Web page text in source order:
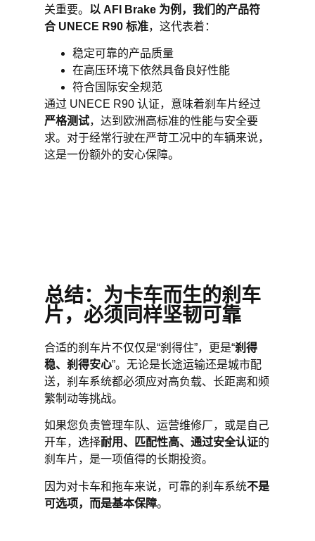
关重要。 以 AFI Brake 为例，我们的产品符
合 UNECE R90 标准，这代表着：
稳定可靠的产品质量
在高压环境下依然具备良好性能
符合国际安全规范
通过 UNECE R90 认证，意味着刹车片经过
严格测试，达到欧洲高标准的性能与安全要
求。对于经常行驶在严苛工况中的车辆来说，
这是一份额外的安心保障。
总结：为卡车而生的刹车
片，必须同样坚韧可靠
合适的刹车片不仅仅是“刹得住”，更是“刹得
稳、刹得安心”。无论是长途运输还是城市配
送，刹车系统都必须应对高负载、长距离和频
繁制动等挑战。
如果您负责管理车队、运营维修厂，或是自己
开车，选择耐用、匹配性高、通过安全认证的
刹车片，是一项值得的长期投资。
因为对卡车和拖车来说，可靠的刹车系统不是
可选项，而是基本保障。